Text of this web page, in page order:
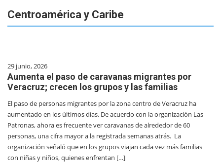
Centroamérica y Caribe
29 junio, 2026
Aumenta el paso de caravanas migrantes por
Veracruz; crecen los grupos y las familias
El paso de personas migrantes por la zona centro de Veracruz ha
aumentado en los últimos días. De acuerdo con la organización Las
Patronas, ahora es frecuente ver caravanas de alrededor de 60
personas, una cifra mayor a la registrada semanas atrás. La
organización señaló que en los grupos viajan cada vez más familias
con niñas y niños, quienes enfrentan […]